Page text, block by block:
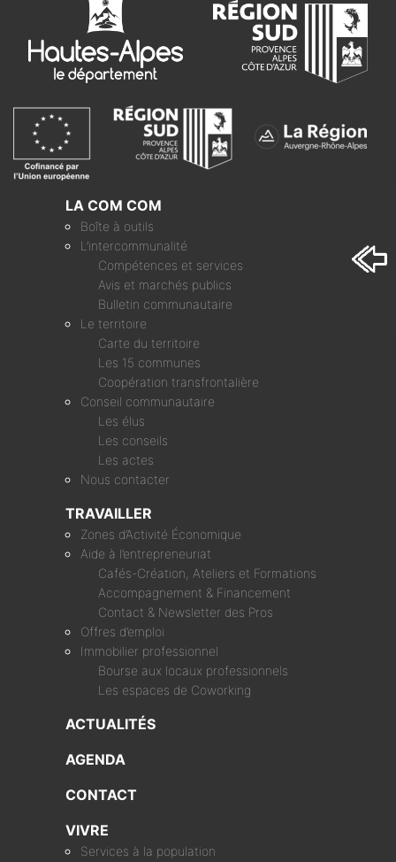
LA COM COM
Boîte à outils
L’intercommunalité
Compétences et services
Avis et marchés publics
Bulletin communautaire
Le territoire
Carte du territoire
Les 15 communes
Coopération transfrontalière
Conseil communautaire
Les élus
Les conseils
Les actes
Nous contacter
TRAVAILLER
Zones d’Activité Économique
Aide à l’entrepreneuriat
Cafés-Création, Ateliers et Formations
Accompagnement & Financement
Contact & Newsletter des Pros
Offres d’emploi
Immobilier professionnel
Bourse aux locaux professionnels
Les espaces de Coworking
ACTUALITÉS
AGENDA
CONTACT
VIVRE
Services à la population